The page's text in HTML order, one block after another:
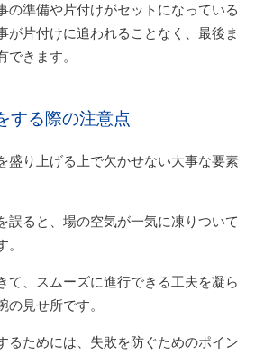
の準備や片付けがセットになっている
が片付けに追われることなく、最後ま
きます。
する際の注意点
盛り上げる上で欠かせない大事な要素
誤ると、場の空気が一気に凍りついて
て、スムーズに進行できる工夫を凝ら
見せ所です。
るためには、失敗を防ぐためのポイン